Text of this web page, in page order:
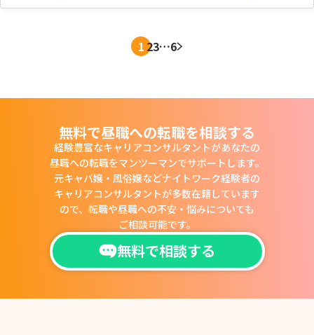
1 23…6
無料で昼職への転職を相談する
経験豊富なキャリアコンサルタントがあなたの
昼職への転職をマンツーマンでサポートします。
元キャバ嬢・風俗嬢などナイトワーク経験者の
キャリアコンサルタントが多数在籍しています
ので、 転職や昼職への不安・悩みについても
ご相談可能です。
無料で相談する